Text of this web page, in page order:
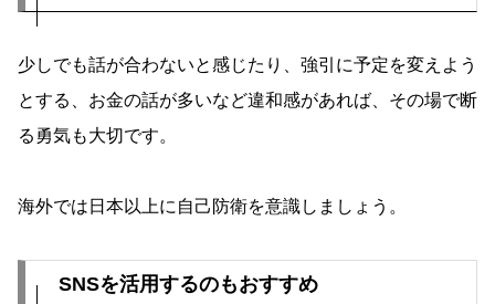
少しでも話が合わないと感じたり、強引に予定を変えよう
とする、お金の話が多いなど違和感があれば、その場で断
る勇気も大切です。
海外では日本以上に自己防衛を意識しましょう。
SNSを活用するのもおすすめ